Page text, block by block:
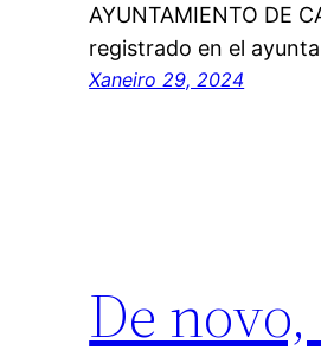
AYUNTAMIENTO DE
registrado en el
Xaneiro 29, 2024
De